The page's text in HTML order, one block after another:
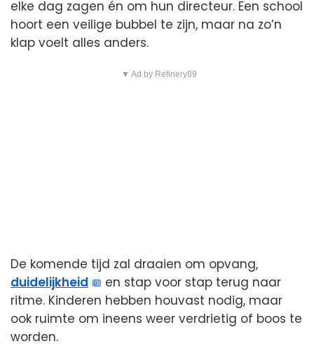
elke dag zagen én om hun directeur. Een school
hoort een veilige bubbel te zijn, maar na zo’n
klap voelt alles anders.
▼ Ad by Refinery89
De komende tijd zal draaien om opvang,
duidelijkheid
en stap voor stap terug naar
ritme. Kinderen hebben houvast nodig, maar
ook ruimte om ineens weer verdrietig of boos te
worden.